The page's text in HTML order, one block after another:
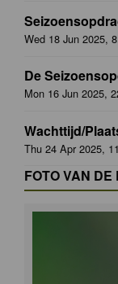
Wed 18 Jun 2025,
De
Mon 16 Jun 2025,
Wachttijd/
Thu 24 Apr 2025,
FOTO VAN DE